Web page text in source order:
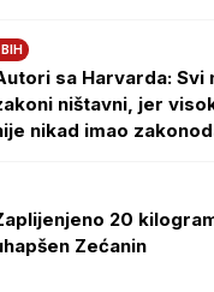
sa Harvarda: Svi
ništavni, jer
nikad imao
20
Zećanin